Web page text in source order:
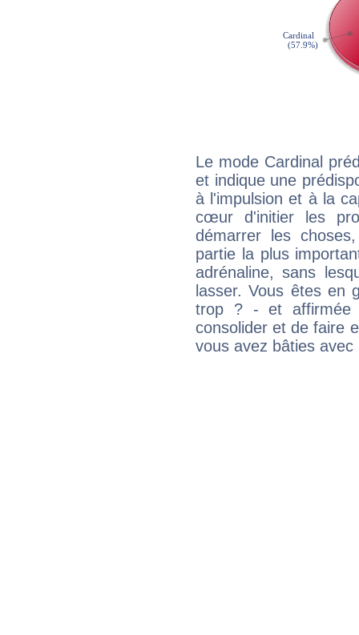
Le mode Cardinal
et indique une
à l'impulsion et à la
cœur d'initier les
démarrer les
partie la plus
adrénaline, sans
lasser. Vous êtes en
trop ? - et affirmée
consolider et de faire
vous avez bâties avec